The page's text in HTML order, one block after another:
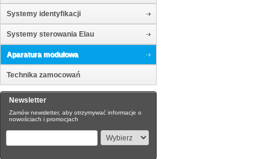
Systemy identyfikacji
Systemy sterowania Elau
Aparatura modułowa
Technika zamocowań
Newsletter
Zamów newsletter, aby otrzymywać informacje o
nowościach i promocjach